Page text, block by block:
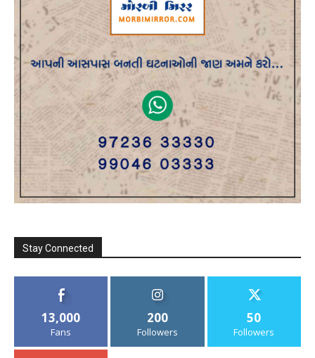
Stay Connected
13,000
Fans
200
Followers
50
Followers